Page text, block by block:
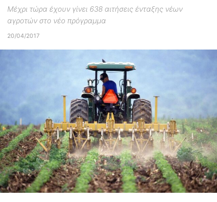
Μέχρι τώρα έχουν γίνει 638 αιτήσεις ένταξης νέων
αγροτών στο νέο πρόγραμμα
20/04/2017